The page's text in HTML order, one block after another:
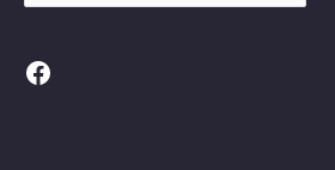
Facebook